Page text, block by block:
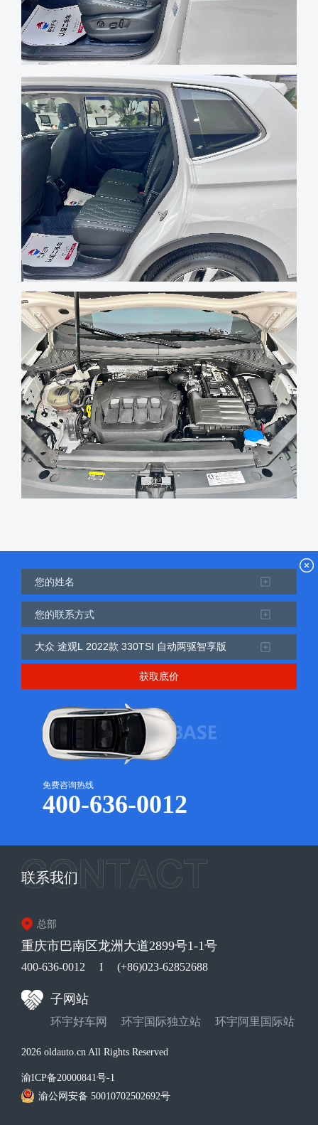
获取底价
免费咨询热线
400-636-0012
联系我们
总部
重庆市巴南区龙洲大道2899号1-1号
400-636-0012 I (+86)023-62852688
子网站
环宇好车网 环宇国际独立站 环宇阿里国际站
2026 oldauto.cn All Rights Reserved
渝ICP备20000841号-1
渝公网安备 50010702502692号